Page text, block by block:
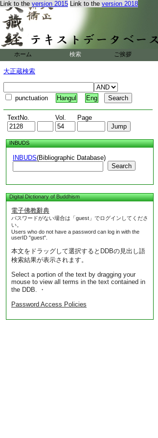
Link to the version 2015 Link to the version 2018
ホーム 検索 ご挨拶
大正蔵検索
punctuation Hangul Eng
TextNo. Vol. Page
INBUDS
INBUDS(Bibliographic Database)
Search
Digital Dictionary of Buddhism
電子佛教辭典
パスワードがない場合は「guest」でログインしてくださ
い。
Users who do not have a password can log in with the
userID "guest".
本文をドラッグして選択するとDDBの見出し語
検索結果が表示されます。
Select a portion of the text by dragging your
mouse to view all terms in the text contained in
the DDB. ・
Password Access Policies